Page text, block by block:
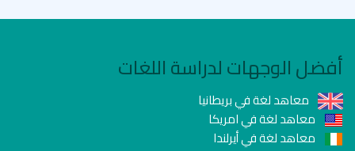
أفضل الوجهات لدراسة اللغات
معاهد لغة في بريطانيا
معاهد لغة في امريكا
معاهد لغة في أيرلندا